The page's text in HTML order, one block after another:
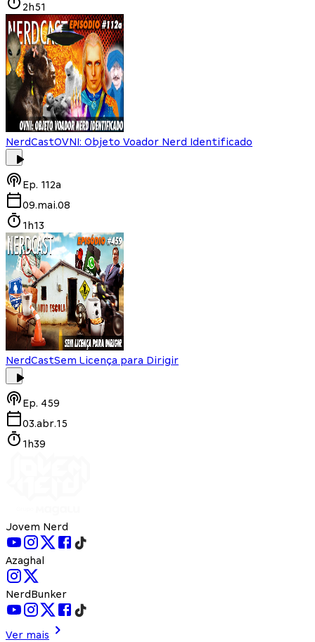
2h51
NerdCastOVNI: Objeto Voador Nerd Identificado
Ep. 112a
09.mai.08
1h13
NerdCastSem Licença para Dirigir
Ep. 459
03.abr.15
1h39
Jovem Nerd
Azaghal
NerdBunker
Ver mais